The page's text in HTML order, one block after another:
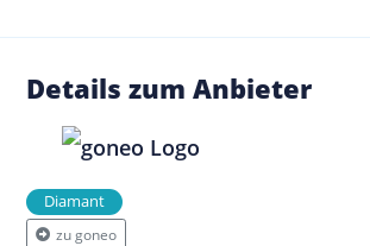
Details zum Anbieter
Diamant
zu goneo